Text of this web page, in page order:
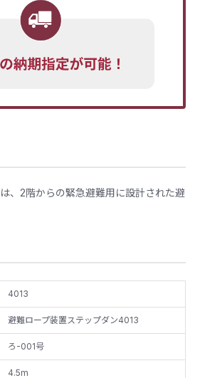
、2階からの緊急避難用に設計された避
4013
避難ロープ装置ステップダン4013
ろ-001号
4.5m